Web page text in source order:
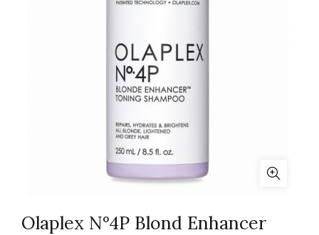
Olaplex N°4P Blond Enhancer